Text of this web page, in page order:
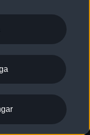
min bil av detta?
dataläcka